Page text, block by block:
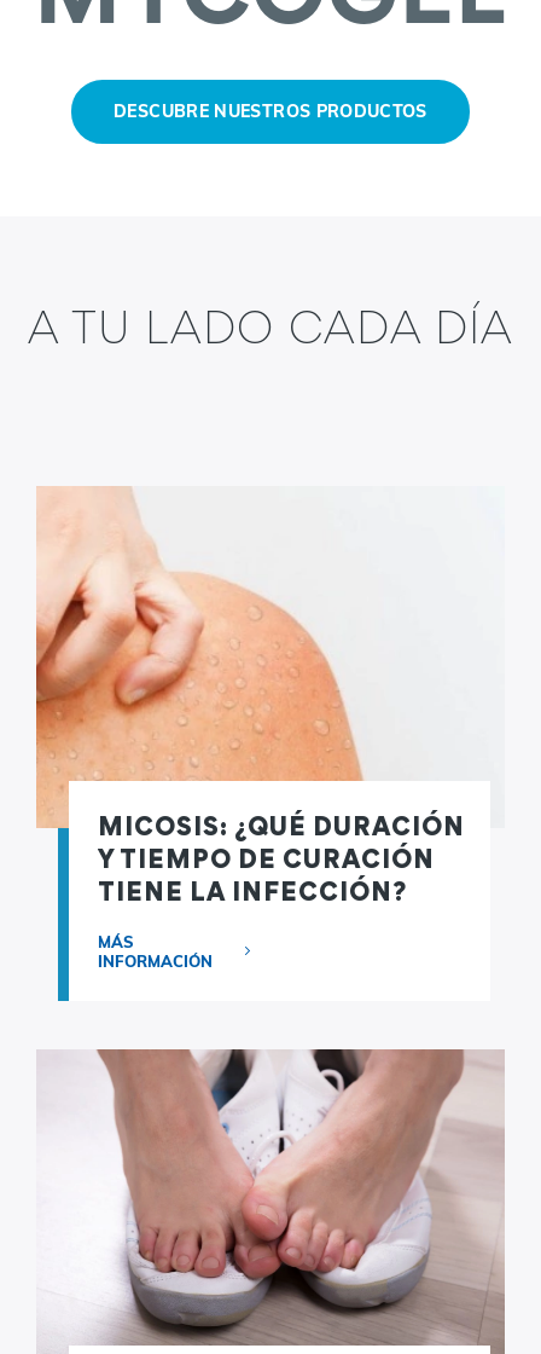
DESCUBRE NUESTROS PRODUCTOS
A TU LADO CADA DÍA
MICOSIS: ¿QUÉ DURACIÓN
Y TIEMPO DE CURACIÓN
TIENE LA INFECCIÓN?
MÁS
INFORMACIÓN